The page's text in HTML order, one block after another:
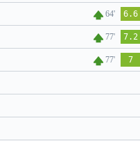
64' 6.6
77' 7.2
77' 7